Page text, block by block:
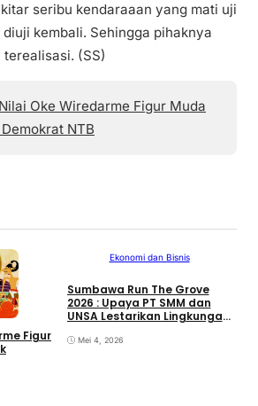
seribu kendaraaan yang mati uji
diuji kembali. Sehingga pihaknya
(SS)
Oke Wiredarme Figur Muda
NTB
Figur
Ekonomi dan Bisnis
Sumbawa Run The Grove
2026 : Upaya PT SMM dan
UNSA Lestarikan Lingkungan
Mei 4, 2026